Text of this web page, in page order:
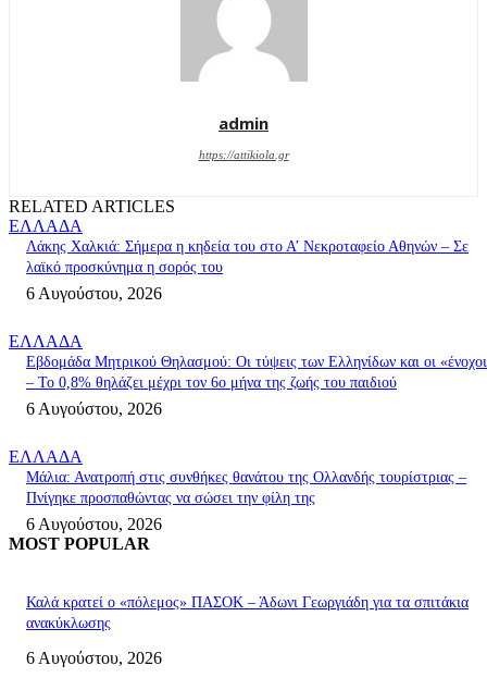
admin
https://attikiola.gr
RELATED ARTICLES
ΕΛΛΑΔΑ
Λάκης Χαλκιά: Σήμερα η κηδεία του στο Α’ Νεκροταφείο Αθηνών – Σε
λαϊκό προσκύνημα η σορός του
6 Αυγούστου, 2026
ΕΛΛΑΔΑ
Εβδομάδα Μητρικού Θηλασμού: Οι τύψεις των Ελληνίδων και οι
– Το 0,8% θηλάζει μέχρι τον 6ο μήνα της ζωής του παιδιού
6 Αυγούστου, 2026
ΕΛΛΑΔΑ
Μάλια: Ανατροπή στις συνθήκες θανάτου της Ολλανδής τουρίστριας –
Πνίγηκε προσπαθώντας να σώσει την φίλη της
6 Αυγούστου, 2026
MOST POPULAR
Καλά κρατεί ο «πόλεμος» ΠΑΣΟΚ – Άδωνι Γεωργιάδη για τα σπιτάκια
ανακύκλωσης
6 Αυγούστου, 2026